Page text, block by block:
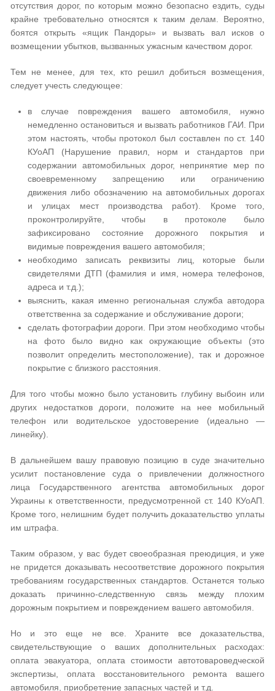
отсутствия дорог, по которым можно безопасно ездить, суды
крайне требовательно относятся к таким делам. Вероятно,
боятся открыть «ящик Пандоры» и вызвать вал исков о
возмещении убытков, вызванных ужасным качеством дорог.
Тем не менее, для тех, кто решил добиться возмещения,
следует учесть следующее:
в случае повреждения вашего автомобиля, нужно
немедленно остановиться и вызвать работников ГАИ. При
этом настоять, чтобы протокол был составлен по ст. 140
КУоАП (Нарушение правил, норм и стандартов при
содержании автомобильных дорог, непринятие мер по
своевременному запрещению или ограничению
движения либо обозначению на автомобильных дорогах
и улицах мест производства работ). Кроме того,
проконтролируйте, чтобы в протоколе было
зафиксировано состояние дорожного покрытия и
видимые повреждения вашего автомобиля;
необходимо записать реквизиты лиц, которые были
свидетелями ДТП (фамилия и имя, номера телефонов,
адреса и т.д.);
выяснить, какая именно региональная служба автодора
ответственна за содержание и обслуживание дороги;
сделать фотографии дороги. При этом необходимо чтобы
на фото было видно как окружающие объекты (это
позволит определить местоположение), так и дорожное
покрытие с близкого расстояния.
Для того чтобы можно было установить глубину выбоин или
других недостатков дороги, положите на нее мобильный
телефон или водительское удостоверение (идеально —
линейку).
В дальнейшем вашу правовую позицию в суде значительно
усилит постановление суда о привлечении должностного
лица Государственного агентства автомобильных дорог
Украины к ответственности, предусмотренной ст. 140 КУоАП.
Кроме того, нелишним будет получить доказательство уплаты
им штрафа.
Таким образом, у вас будет своеобразная преюдиция, и уже
не придется доказывать несоответствие дорожного покрытия
требованиям государственных стандартов. Останется только
доказать причинно-следственную связь между плохим
дорожным покрытием и повреждением вашего автомобиля.
Но и это еще не все. Храните все доказательства,
свидетельствующие о ваших дополнительных расходах:
оплата эвакуатора, оплата стоимости автотовароведческой
экспертизы, оплата восстановительного ремонта вашего
автомобиля, приобретение запасных частей и т.д.